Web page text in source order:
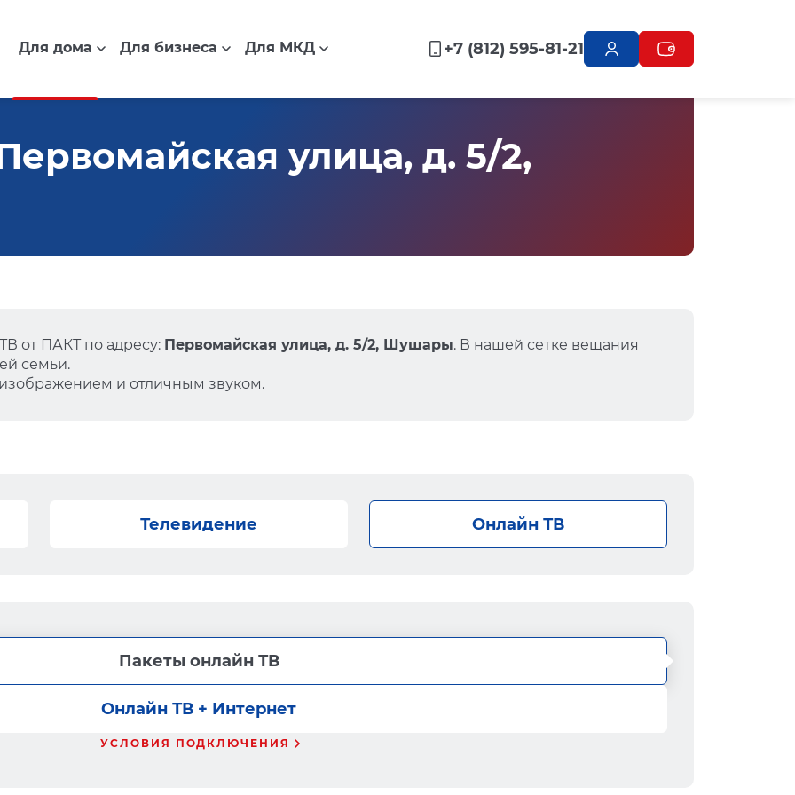
Для дома Для бизнеса Для МКД +7 (812) 595-81-21
улица, д. 5/2,
от ПАКТ по адресу: Первомайская улица, д. 5/2, Шушары. В нашей сетке вещания
семьи.
и отличным звуком.
Телевидение Онлайн ТВ
Пакеты онлайн ТВ
Онлайн ТВ + Интернет
УСЛОВИЯ ПОДКЛЮЧЕНИЯ